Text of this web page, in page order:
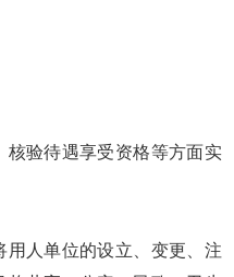
验待遇享受资格等方面实
人单位的设立、变更、注